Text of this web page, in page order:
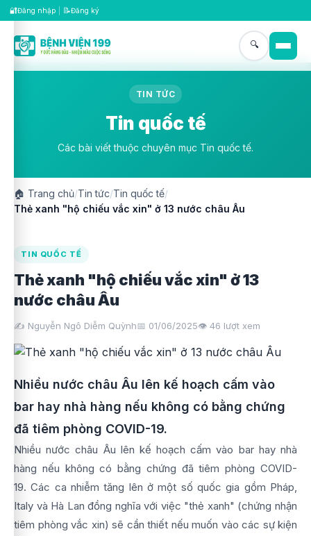
🔐Đăng nhập 📝Đăng ký
🔍
TIN TỨC
Tin quốc tế
Các bài viết thuộc chuyên mục Tin quốc tế.
🏠 Trang chủ/Tin tức/Tin quốc tế/
Thẻ xanh "hộ chiếu vắc xin" ở 13 nước châu Âu
TIN QUỐC TẾ
Thẻ xanh "hộ chiếu vắc xin" ở 13
nước châu Âu
✍️ Nguyễn Ngô Diễm Quỳnh📅 01/06/2025👁️ 46 lượt xem
Nhiều nước châu Âu lên kế hoạch cấm vào
bar hay nhà hàng nếu không có bằng chứng
đã tiêm phòng COVID-19.
Nhiều nước châu Âu lên kế hoạch cấm vào bar hay nhà
hàng nếu không có bằng chứng đã tiêm phòng COVID-
19. Các ca nhiễm tăng lên ở một số quốc gia gồm Pháp,
Italy và Hà Lan đồng nghĩa với việc "thẻ xanh" (chứng nhận
tiêm phòng vắc xin) sẽ cần thiết nếu muốn vào các sự kiện